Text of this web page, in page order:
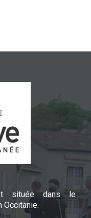
située dans le
Occitanie.